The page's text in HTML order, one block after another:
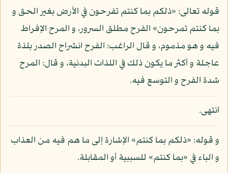
قوله تعالى: «ذلكم بما كنتم تفرحون في الأرض بغير الحق و
بما كنتم تمرحون» الفرح مطلق السرور، و المرح الإفراط
فيه و هو مذموم، و قال الراغب: الفرح انشراح الصدر بلذة
عاجلة و أكثر ما يكون ذلك في اللذات البدنية، و قال: المرح
شدة الفرح و التوسع فيه.
انتهى.
و قوله: «ذلكم بما كنتم» الإشارة إلى ما هم فيه من العذاب
و الباء في «بما كنتم» للسببية أو المقابلة.